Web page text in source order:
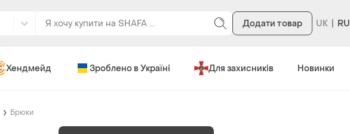
Додати товар RU
Хендмейд Зроблено в Україні Для захисників Новинки
Брюки